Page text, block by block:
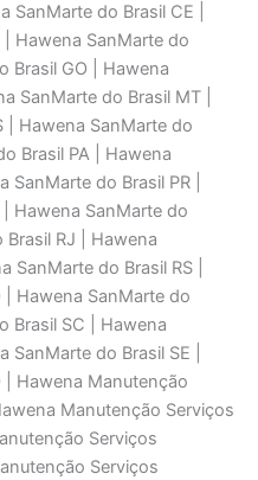
SanMarte do Brasil CE |
Hawena SanMarte do
Brasil GO | Hawena
SanMarte do Brasil MT |
| Hawena SanMarte do
Brasil PA | Hawena
do Brasil PR |
Hawena SanMarte do
Brasil RJ | Hawena
SanMarte do Brasil RS |
| Hawena SanMarte do
Brasil SC | Hawena
SanMarte do Brasil SE |
| Hawena Manutenção
Manutenção Serviços
Serviços
Serviços